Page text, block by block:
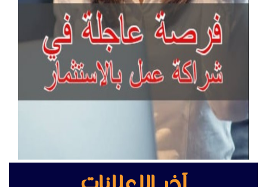
آخر الإعلانات
جراند ستريم هواتف